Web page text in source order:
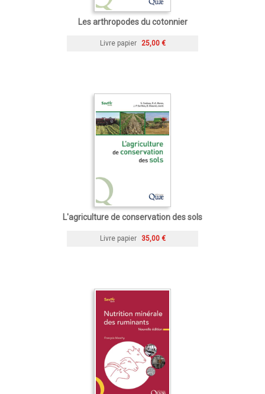
Les arthropodes du cotonnier
Livre papier 25,00 €
L'agriculture de conservation des sols
Livre papier 35,00 €